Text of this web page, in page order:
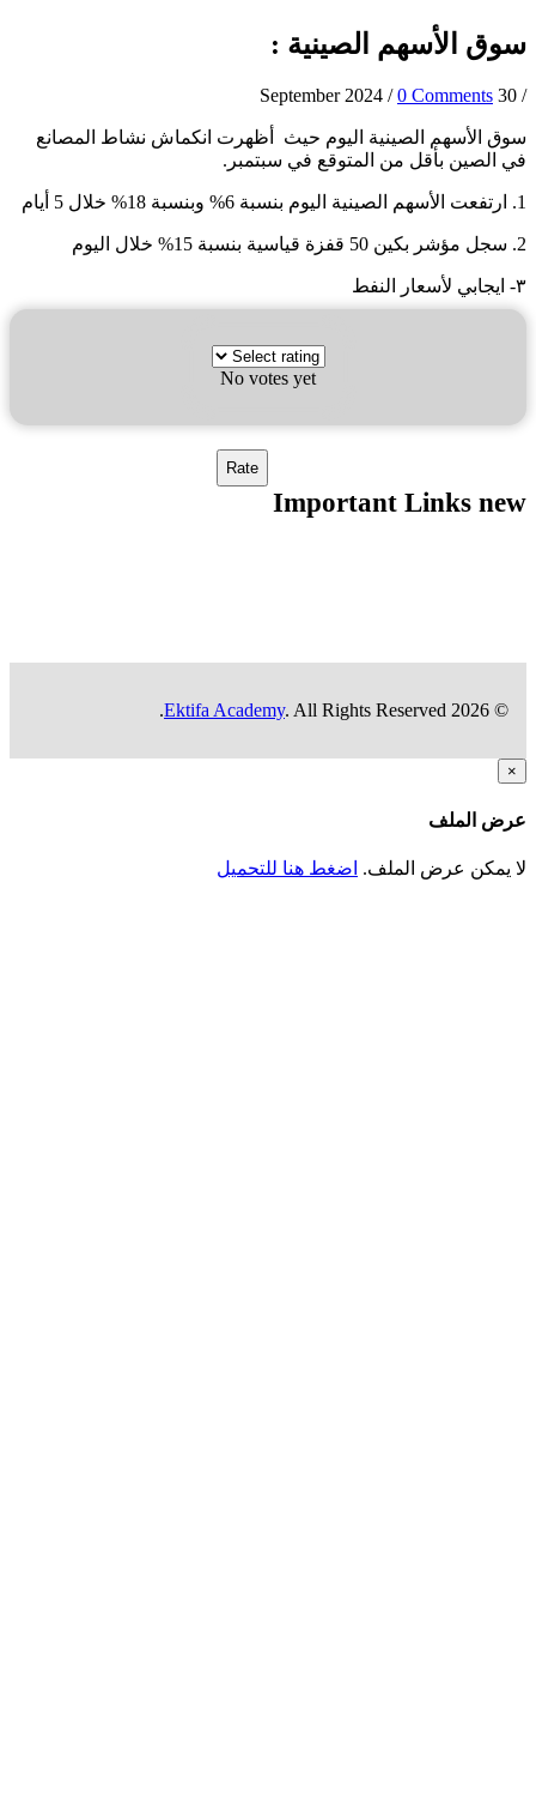
الأسهم الصينية :
30
/0 Comments
الأسهم الصينية اليوم حيث أظهرت انكماش نشاط المصانع
الصين بأقل من المتوقع في سبتمبر.
No votes yet
Important Links
Ektifa Academy. All Rights Reserved.
الملف
يمكن عرض الملف.اضغط هنا للتحميل